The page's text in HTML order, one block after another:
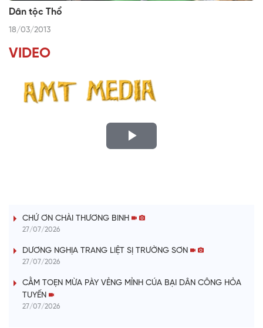
Dân tộc Thổ
18/03/2013
VIDEO
P
V
i
CHỨ ƠN CHÀI THƯƠNG BINH
27/07/2026
DƯƠNG NGHỊA TRANG LIỆT SỊ TRƯỜNG SƠN
27/07/2026
CẰM TOẸN MỪA PÀY VẺNG MỈNH CÚA BẠI DÂN CÔNG HỎA
TUYẾN
27/07/2026